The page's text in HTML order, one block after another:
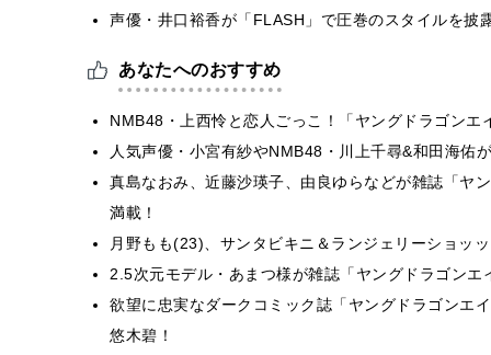
声優・井口裕香が「FLASH」で圧巻のスタイルを
あなたへのおすすめ
NMB48・上西怜と恋人ごっこ！「ヤングドラゴン
人気声優・小宮有紗やNMB48・川上千尋&和田海佑
真島なおみ、近藤沙瑛子、由良ゆらなどが雑誌「ヤ
満載！
月野もも(23)、サンタビキニ＆ランジェリーショッ
2.5次元モデル・あまつ様が雑誌「ヤングドラゴン
欲望に忠実なダークコミック誌「ヤングドラゴンエ
悠木碧！